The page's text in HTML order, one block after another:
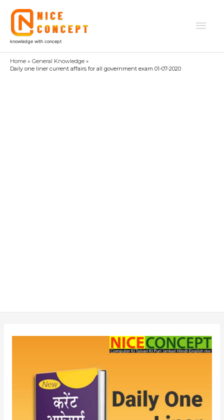
content
knowledge with concept
Home
General Knowledge
Daily one liner current affairs for all government exam 01-07-2020